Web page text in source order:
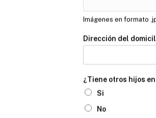
Imágenes en formato
Dirección del
¿Tiene otros hijos
Si
No